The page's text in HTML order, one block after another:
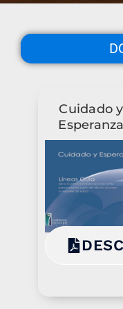
Cuidado y
Esperanza